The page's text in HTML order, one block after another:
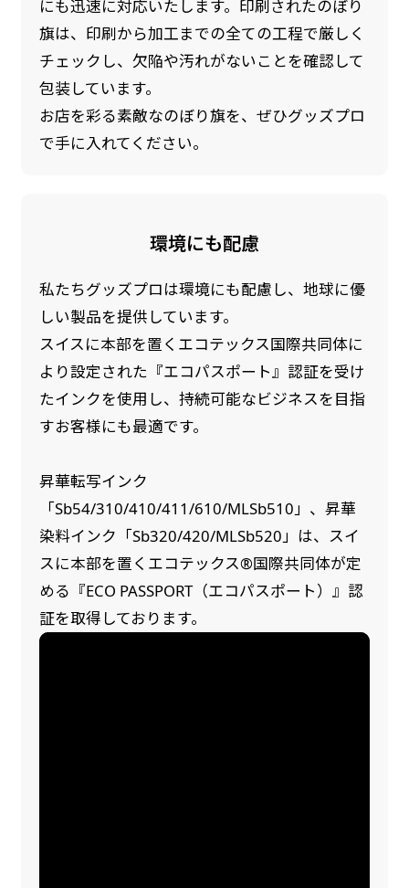
にも迅速に対応いたします。印刷されたのぼり
旗は、印刷から加工までの全ての工程で厳しく
チェックし、欠陥や汚れがないことを確認して
包装しています。
お店を彩る素敵なのぼり旗を、ぜひグッズプロ
で手に入れてください。
環境にも配慮
私たちグッズプロは環境にも配慮し、地球に優
しい製品を提供しています。
スイスに本部を置くエコテックス国際共同体に
より設定された『エコパスポート』認証を受け
たインクを使用し、持続可能なビジネスを目指
すお客様にも最適です。
昇華転写インク
「Sb54/310/410/411/610/MLSb510」、昇華
染料インク「Sb320/420/MLSb520」は、スイ
スに本部を置くエコテックス®国際共同体が定
める『ECO PASSPORT（エコパスポート）』認
証を取得しております。